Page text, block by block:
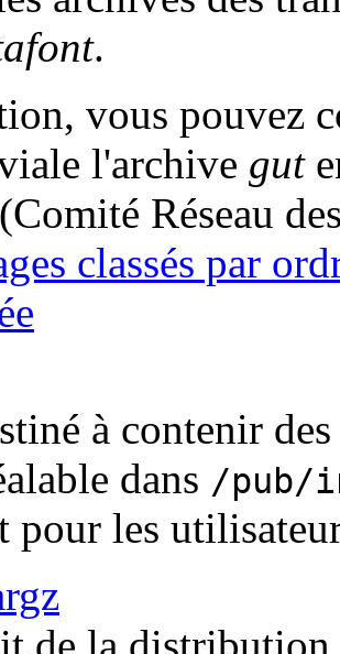
.
vous pouvez
l'archive gut
Réseau
classés par
à contenir
dans /pub/
pour les
de la